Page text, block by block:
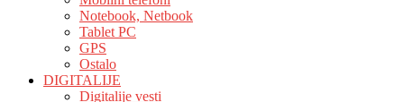
Notebook, Netbook
Tablet PC
GPS
Ostalo
DIGITALIJE
Digitalije vesti